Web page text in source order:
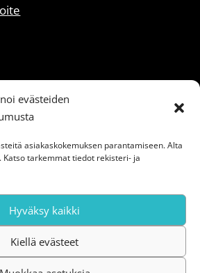
evästeiden
asiakaskokemuksen parantamiseen. Alta
Katso tarkemmat tiedot rekisteri- ja
Hyväksy kaikki
Kiellä evästeet